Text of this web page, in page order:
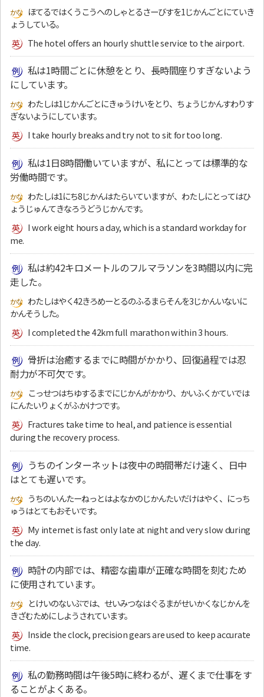
ほてるではくうこうへのしゃとるさーびすを1じかんごとにていき
ょうしている。
The hotel offers an hourly shuttle service to the airport.
私は1時間ごとに休憩をとり、長時間座りすぎないよう
にしています。
わたしは1じかんごとにきゅうけいをとり、ちょうじかんすわりす
ぎないようにしています。
I take hourly breaks and try not to sit for too long.
私は1日8時間働いていますが、私にとっては標準的な
労働時間です。
わたしは1にち8じかんはたらいていますが、わたしにとってはひ
ょうじゅんてきなろうどうじかんです。
I work eight hours a day, which is a standard workday for
me.
私は約42キロメートルのフルマラソンを3時間以内に完
走した。
わたしはやく42きろめーとるのふるまらそんを3じかんいないに
かんそうした。
I completed the 42km full marathon within 3 hours.
骨折は治癒するまでに時間がかかり、回復過程では忍
耐力が不可欠です。
こっせつはちゆするまでにじかんがかかり、かいふくかていでは
にんたいりょくがふかけつです。
Fractures take time to heal, and patience is essential
during the recovery process.
うちのインターネットは夜中の時間帯だけ速く、日中
はとても遅いです。
うちのいんたーねっとはよなかのじかんたいだけはやく、にっち
ゅうはとてもおそいです。
My internet is fast only late at night and very slow during
the day.
時計の内部では、精密な歯車が正確な時間を刻むため
に使用されています。
とけいのないぶでは、せいみつなはぐるまがせいかくなじかんを
きざむためにしようされています。
Inside the clock, precision gears are used to keep accurate
time.
私の勤務時間は午後5時に終わるが、遅くまで仕事をす
ることがよくある。